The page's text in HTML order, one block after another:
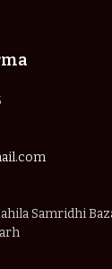
Samridhi